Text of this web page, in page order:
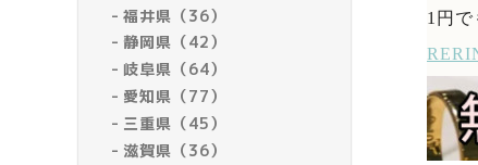
福井県（36）
静岡県（42）
岐阜県（64）
愛知県（77）
三重県（45）
滋賀県（36）
1円